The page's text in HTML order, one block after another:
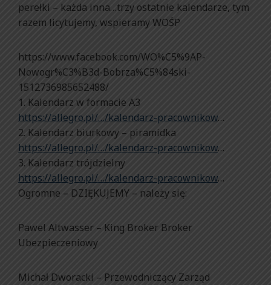
perełki – każda inna…trzy ostatnie kalendarze, tym
razem licytujemy, wspieramy WOŚP
https://www.facebook.com/WO%C5%9AP-
Nowogr%C3%B3d-Bobrza%C5%84ski-
1512736985652488/
1. Kalendarz w formacie A3
https://allegro.pl/…/kalendarz-pracownikow…
2. Kalendarz biurkowy – piramidka
https://allegro.pl/…/kalendarz-pracownikow…
3. Kalendarz trójdzielny
https://allegro.pl/…/kalendarz-pracownikow…
Ogromne – DZIĘKUJEMY – należy się:
Pawel Altwasser – King Broker Broker
Ubezpieczeniowy
Michał Dworacki – Przewodniczący Zarząd